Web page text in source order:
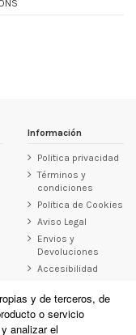
Información
Politica privacidad
Términos y
condiciones
Politica de Cookies
Aviso Legal
Envios y
Devoluciones
Accesibilidad
y de terceros, de
o servicio
analizar el